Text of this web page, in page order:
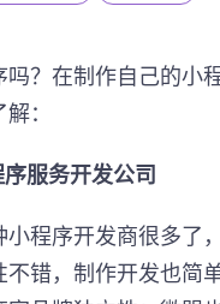
吗？在制作自己的小
：
服务开发公司
小程序开发商很多了
不错，制作开发也简